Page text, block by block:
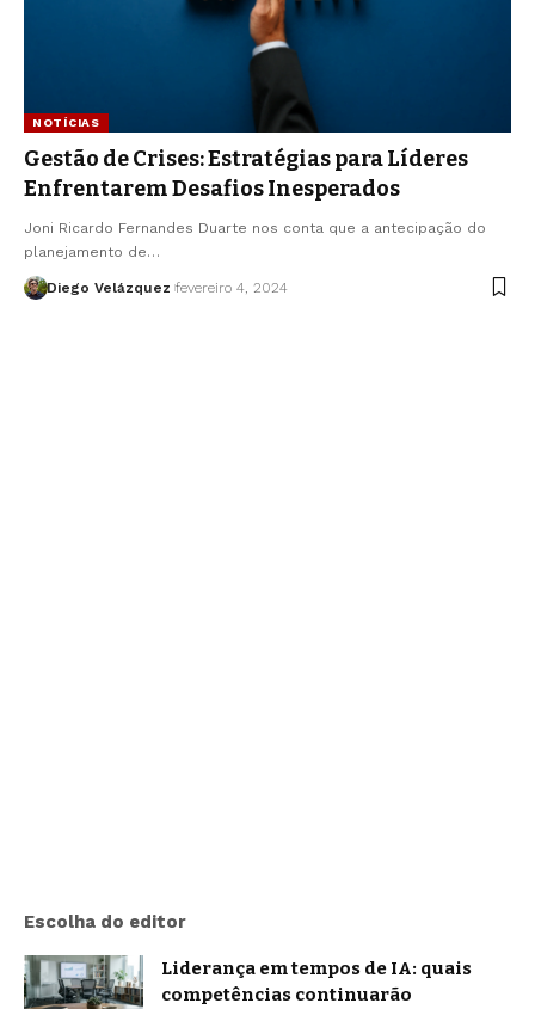
NOTÍCIAS
Gestão de Crises: Estratégias para Líderes
Enfrentarem Desafios Inesperados
Joni Ricardo Fernandes Duarte nos conta que a antecipação do
planejamento de…
Diego Velázquez fevereiro 4, 2024
Escolha do editor
Liderança em tempos de IA: quais
competências continuarão